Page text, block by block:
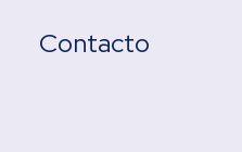
Contacto